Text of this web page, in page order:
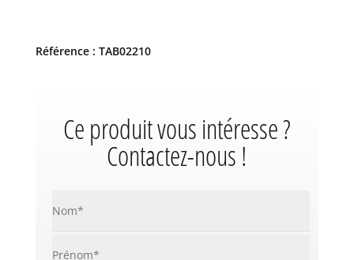
Référence : TAB02210
Ce produit vous intéresse ?
Contactez-nous !